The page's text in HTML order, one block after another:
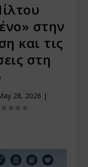
στην
και τις
στη
28, 2026 |